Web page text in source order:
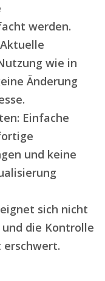
werden.
wie in
Änderung
Einfache
und keine
sich nicht
die Kontrolle
erschwert.